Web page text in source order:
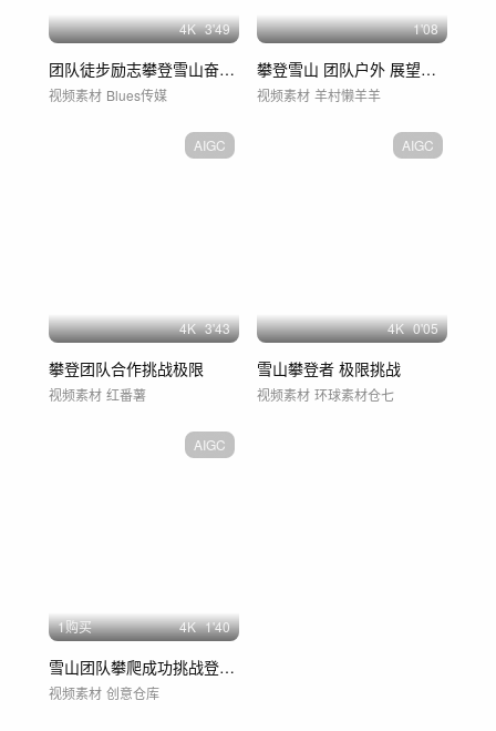
4K 3'49
团队徒步励志攀登雪山奋斗登顶登山勇攀
视频素材 Blues传媒
1'08
攀登雪山 团队户外 展望未来自信成功
视频素材 羊村懒羊羊
AIGC
4K 3'43
攀登团队合作挑战极限
视频素材 红番薯
AIGC
4K 0'05
雪山攀登者 极限挑战
视频素材 环球素材仓七
AIGC
1购买 4K 1'40
雪山团队攀爬成功挑战登峰登顶
视频素材 创意仓库